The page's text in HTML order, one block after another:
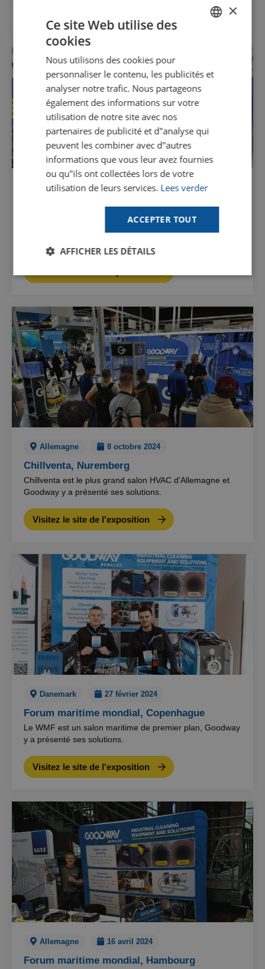
Allemagne 25 novembre 2025
Heatexpo, Dortmund
Heatexpo est un salon professionnel pour la transition
énergétique et thermique. Goodway y a présenté ses
Allemagne 8 octobre 2024
Chillventa, Nuremberg
Chillventa est le plus grand salon HVAC d'Allemagne et
Goodway y a présenté ses solutions.
Visitez le site de l'exposition
Danemark 27 février 2024
Forum maritime mondial, Copenhague
Le WMF est un salon maritime de premier plan, Goodway
y a présenté ses solutions.
Visitez le site de l'exposition
Allemagne 16 avril 2024
Forum maritime mondial, Hambourg
Trouvez votre solution
Utilisez notre outil en ligne pour vérifier si les
équipements Goodway conviennent à votre
Prenez rendez-vous en ligne avec l'un de nos
matière de nettoyage et recevoir des conseils.
GOODWAY BENELUX - EN
GOODWAY BENELUX - DE
FRENCH
SPANISH
×
Ce site Web utilise des
cookies
Nous utilisons des cookies pour
personnaliser le contenu, les publicités et
analyser notre trafic. Nous partageons
également des informations sur votre
utilisation de notre site avec nos
partenaires de publicité et d"analyse qui
peuvent les combiner avec d"autres
informations que vous leur avez fournies
ou qu"ils ont collectées lors de votre
utilisation de leurs services. Lees verder
ACCEPTER TOUT
AFFICHER LES DÉTAILS